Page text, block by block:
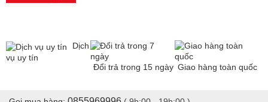
Dịch
vụ uy tín
Đổi trả trong 15 ngày Giao hàng toàn quốc